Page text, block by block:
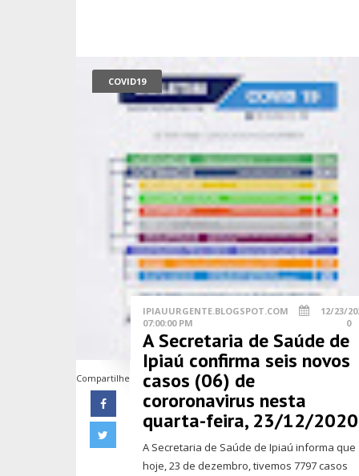
COVID19
Compartilhe
IPIAUURGENTE.BLOGSPOT.COM
12/23/
07:00:00 PM
0
A Secretaria de Saúde de
Ipiaú confirma seis novos
casos (06) de
cororonavirus nesta
quarta-feira, 23/12/2020
A Secretaria de Saúde de Ipiaú informa que
hoje, 23 de dezembro, tivemos 7797 casos